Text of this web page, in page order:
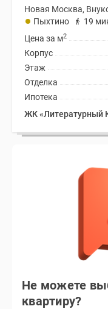
Новая Москва,
Пыхтино
19
Цена за м2
Корпус
Этаж
Отделка
Ипотека
ЖК «Литературный
Не можете
квартиру?